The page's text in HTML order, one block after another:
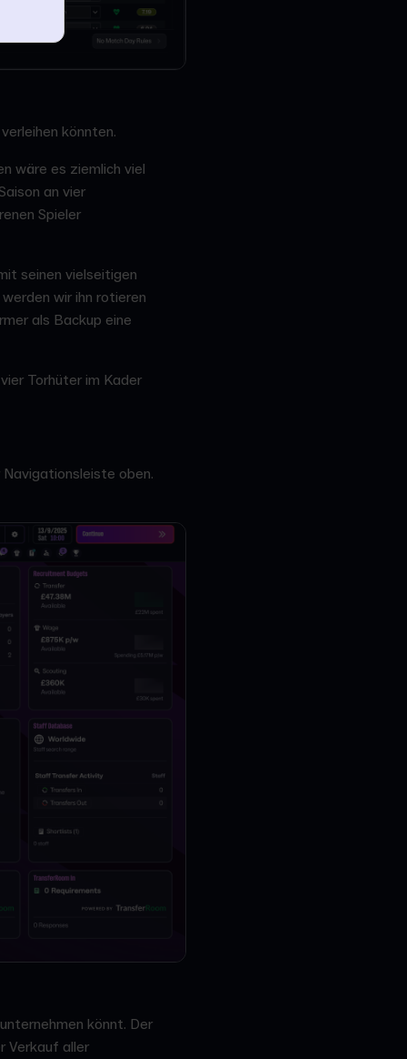
könnten.
wäre es ziemlich viel
an vier
Spieler
seinen vielseitigen
wir ihn rotieren
als Backup eine
Torhüter im Kader
oben.
könnt. Der
Verkauf aller